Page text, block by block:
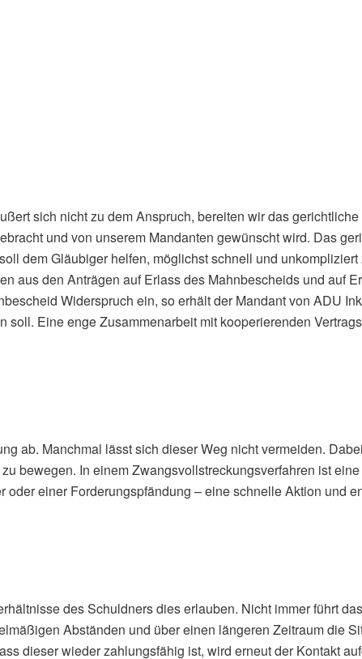
sich nicht zu dem Anspruch, bereiten wir das gerichtliche
und von unserem Mandanten gewünscht wird. Das
dem Gläubiger helfen, möglichst schnell und
aus den Anträgen auf Erlass des Mahnbescheids und auf
Widerspruch ein, so erhält der Mandant von ADU
Eine enge Zusammenarbeit mit kooperierenden
ab. Manchmal lässt sich dieser Weg nicht vermeiden.
bewegen. In einem Zwangsvollstreckungsverfahren ist
einer Forderungspfändung – eine schnelle Aktion und
des Schuldners dies erlauben. Nicht immer führt das
Abständen und über einen längeren Zeitraum die
dieser wieder zahlungsfähig ist, wird erneut der Kontakt